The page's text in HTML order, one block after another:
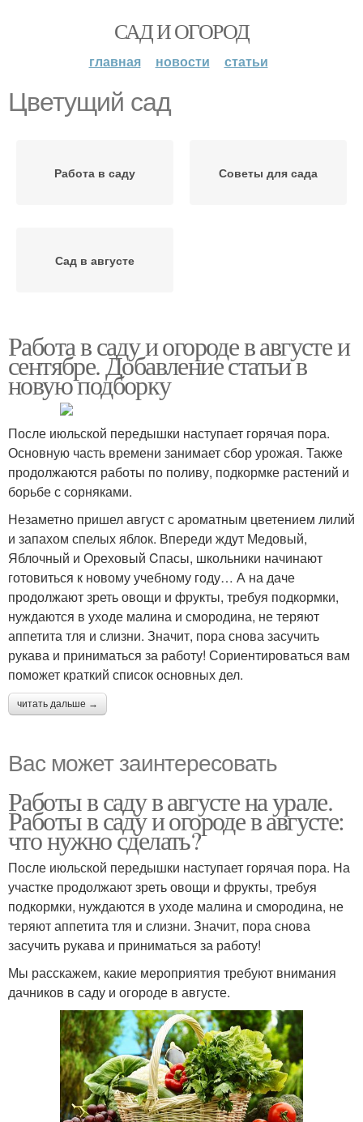
САД И ОГОРОД
главная новости статьи
Цветущий сад
Работа в саду Советы для сада
Сад в августе
Работа в саду и огороде в августе и
сентябре. Добавление статьи в
новую подборку
После июльской передышки наступает горячая пора.
Основную часть времени занимает сбор урожая. Также
продолжаются работы по поливу, подкормке растений и
борьбе с сорняками.
Незаметно пришел август с ароматным цветением лилий
и запахом спелых яблок. Впереди ждут Медовый,
Яблочный и Ореховый Cпасы, школьники начинают
готовиться к новому учебному году… А на даче
продолжают зреть овощи и фрукты, требуя подкормки,
нуждаются в уходе малина и смородина, не теряют
аппетита тля и слизни. Значит, пора снова засучить
рукава и приниматься за работу! Сориентироваться вам
поможет краткий список основных дел.
читать дальше →
Вас может заинтересовать
Работы в саду в августе на урале.
Работы в саду и огороде в августе:
что нужно сделать?
После июльской передышки наступает горячая пора. На
участке продолжают зреть овощи и фрукты, требуя
подкормки, нуждаются в уходе малина и смородина, не
теряют аппетита тля и слизни. Значит, пора снова
засучить рукава и приниматься за работу!
Мы расскажем, какие мероприятия требуют внимания
дачников в саду и огороде в августе.